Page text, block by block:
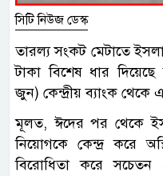
সিটি নিউজ ডেস্ক
তারল্য সংকট মেটাতে
টাকা বিশেষ ধার
জুন) কেন্দ্রীয় ব্যাংক থেকে
মূলত, ঈদের পর থেকে
নিয়োগকে কেন্দ্র করে
বিরোধিতা করে সচেতন